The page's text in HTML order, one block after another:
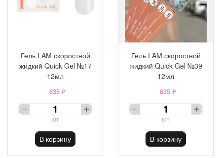
Гель I AM скоростной
жидкий Quick Gel №17
12мл
635 ₽
шт
В корзину
Гель I AM скоростной
жидкий Quick Gel №39
12мл
635 ₽
шт
В корзину